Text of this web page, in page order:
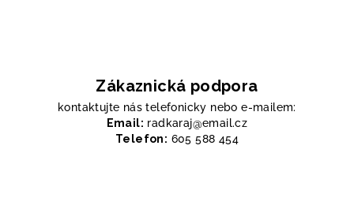
Zákaznická podpora
kontaktujte nás telefonicky nebo e-mailem:
Email: radkaraj@email.cz
Telefon: 605 588 454